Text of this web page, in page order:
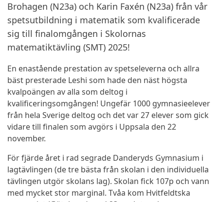
Brohagen (N23a) och Karin Faxén (N23a) från vår
spetsutbildning i matematik som kvalificerade
sig till finalomgången i Skolornas
matematiktävling (SMT) 2025!
En enastående prestation av spetseleverna och allra
bäst presterade Leshi som hade den näst högsta
kvalpoängen av alla som deltog i
kvalificeringsomgången! Ungefär 1000 gymnasieelever
från hela Sverige deltog och det var 27 elever som gick
vidare till finalen som avgörs i Uppsala den 22
november.
För fjärde året i rad segrade Danderyds Gymnasium i
lagtävlingen (de tre bästa från skolan i den individuella
tävlingen utgör skolans lag). Skolan fick 107p och vann
med mycket stor marginal. Tvåa kom Hvitfeldtska